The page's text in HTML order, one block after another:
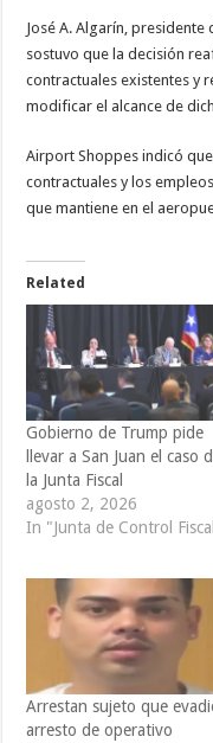
José A. Algarín, presidente
sostuvo que la decisión
contractuales existentes y
modificar el alcance de
Airport Shoppes indicó
contractuales y los
que mantiene en el
Related
Gobierno de Trump pide
llevar a San Juan el caso
la Junta Fiscal
agosto 2, 2026
In "Junta de Control
Arrestan sujeto que
arresto de operativo